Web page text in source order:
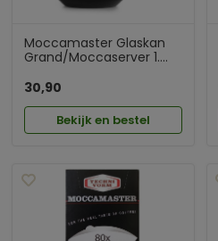
Moccamaster Glaskan
Grand/Moccaserver 1....
30,90
Bekijk en bestel